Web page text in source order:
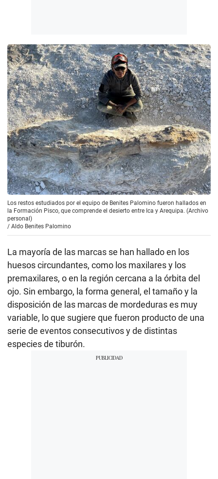
Los restos estudiados por el equipo de Benites Palomino fueron hallados en
la Formación Pisco, que comprende el desierto entre Ica y Arequipa. (Archivo
personal)
/ Aldo Benites Palomino
La mayoría de las marcas se han hallado en los
huesos circundantes, como los maxilares y los
premaxilares, o en la región cercana a la órbita del
ojo. Sin embargo, la forma general, el tamaño y la
disposición de las marcas de mordeduras es muy
variable, lo que sugiere que fueron producto de una
serie de eventos consecutivos y de distintas
especies de tiburón.